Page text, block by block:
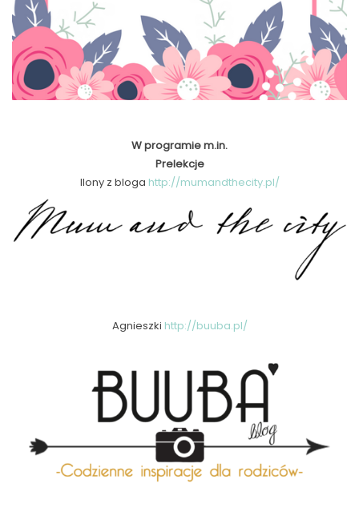
W programie m.in.
Prelekcje
Ilony z bloga http://mumandthecity.pl/
Agnieszki http://buuba.pl/